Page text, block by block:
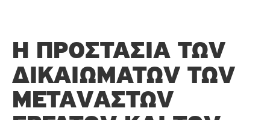
Η ΠΡOΣΤΑΣΊΑ ΤΩV
ΔΙΚΑΙΩΜΆΤΩV ΤΩV
ΜΕΤΑVΑΣΤΏV